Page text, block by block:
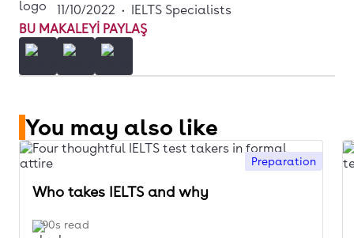
11/10/2022 • IELTS Specialists
BU MAKALEYI PAYLAŞ
You may also like
Preparation
Who takes IELTS and why
90s read